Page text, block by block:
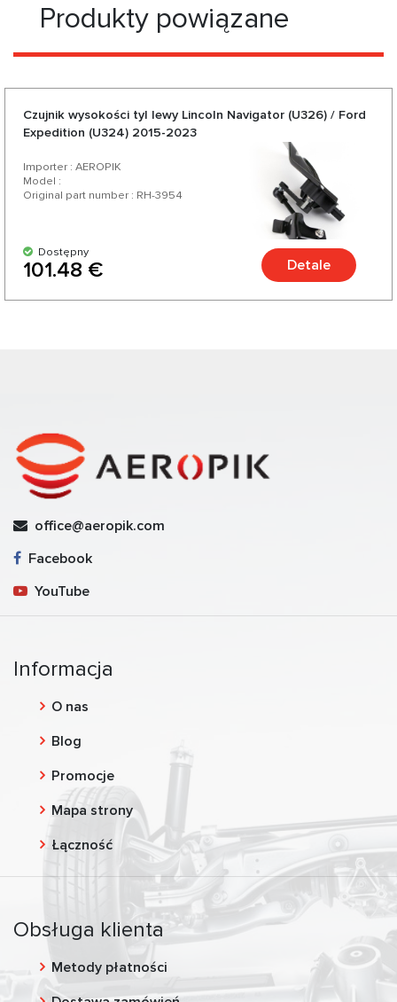
Produkty powiązane
Czujnik wysokości tyl lewy Lincoln Navigator (U326) / Ford
Expedition (U324) 2015-2023
Importer : AEROPIK
Model :
Original part number : RH-3954
Dostępny
101.48 € Detale
office@aeropik.com
Facebook
YouTube
Informacja
O nas
Blog
Promocje
Mapa strony
Łączność
Obsługa klienta
Metody płatności